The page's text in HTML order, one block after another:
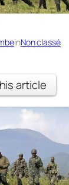
inNon classé
article